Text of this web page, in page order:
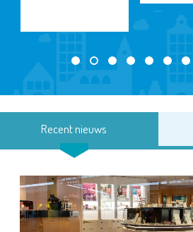
Recent nieuws